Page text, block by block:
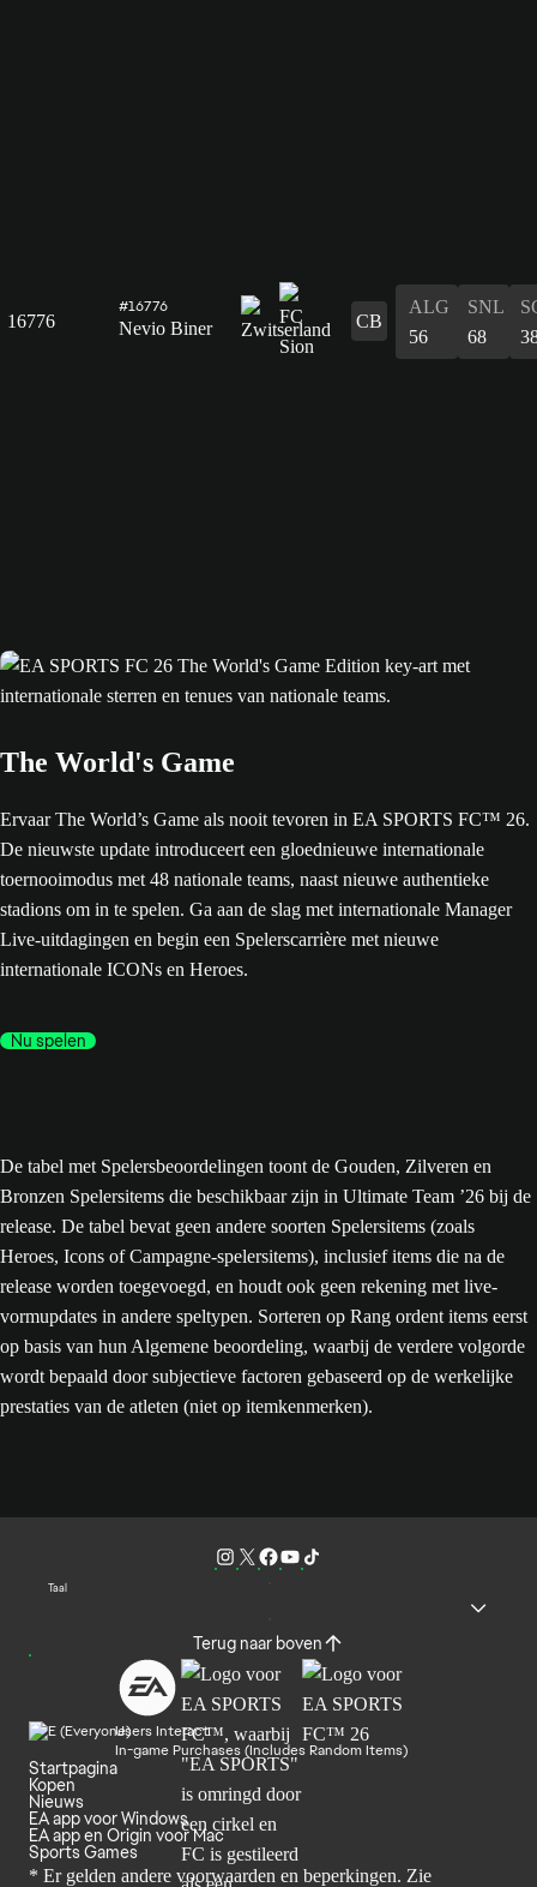
16776
#16776
Nevio Biner CB
ALG
56
SNL
68
The World's Game
Ervaar The World’s Game als nooit tevoren in EA SPORTS FC™ 26.
De nieuwste update introduceert een gloednieuwe internationale
toernooimodus met 48 nationale teams, naast nieuwe authentieke
stadions om in te spelen. Ga aan de slag met internationale Manager
Live-uitdagingen en begin een Spelerscarrière met nieuwe
internationale ICONs en Heroes.
Nu spelen
De tabel met Spelersbeoordelingen toont de Gouden, Zilveren en
Bronzen Spelersitems die beschikbaar zijn in Ultimate Team ’26 bij de
release. De tabel bevat geen andere soorten Spelersitems (zoals
Heroes, Icons of Campagne-spelersitems), inclusief items die na de
release worden toegevoegd, en houdt ook geen rekening met live-
vormupdates in andere speltypen. Sorteren op Rang ordent items eerst
op basis van hun Algemene beoordeling, waarbij de verdere volgorde
wordt bepaald door subjectieve factoren gebaseerd op de werkelijke
prestaties van de atleten (niet op itemkenmerken).
Taal
Terug naar boven
Users Interact
In-game Purchases (Includes Random Items)
Startpagina
Kopen
Nieuws
EA app voor Windows
EA app en Origin voor Mac
Sports Games
* Er gelden andere voorwaarden en beperkingen. Zie